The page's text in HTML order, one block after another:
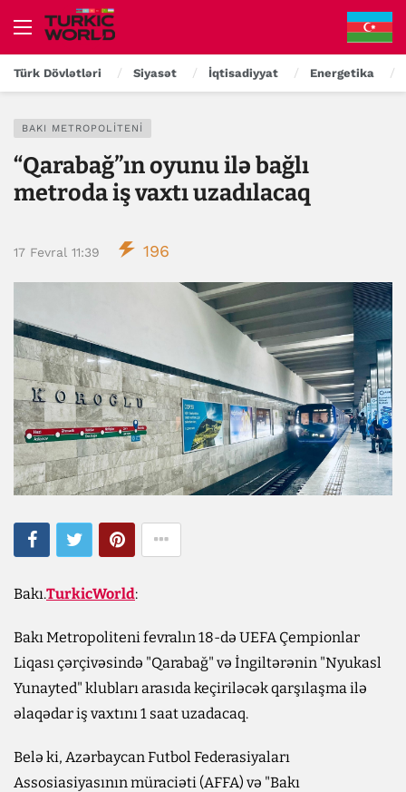
Türk Dövlətləri Siyasət İqtisadiyyat Energetika
BAKI METROPOLITENI
“Qarabağ”ın oyunu ilə bağlı
metroda iş vaxtı uzadılacaq
17 Fevral 11:39 196
Bakı.TurkicWorld:
Bakı Metropoliteni fevralın 18-də UEFA Çempionlar
Liqası çərçivəsində "Qarabağ" və İngiltərənin "Nyukasl
Yunayted" klubları arasıda keçiriləcək qarşılaşma ilə
əlaqədar iş vaxtını 1 saat uzadacaq.
Belə ki, Azərbaycan Futbol Federasiyaları
Assosiasiyasının müraciəti (AFFA) və "Bakı